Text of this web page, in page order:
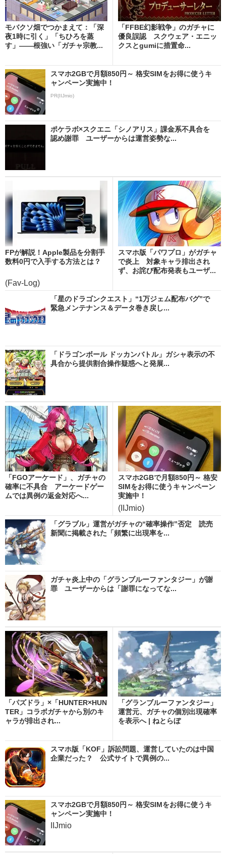
モバクソ畑でつかまえて：「深
夜1時に引く」「ちひろを蒸
す」――根強い「ガチャ宗教...
「FFBE幻影戦争」のガチャに
優良誤認 スクウェア・エニッ
クスとgumiに措置命...
スマホ2GBで月額850円～ 格安SIMをお得に使うキ
ャンペーン実施中！
PR(IIJmio)
ポケラボ×スクエニ「シノアリス」課金系不具合を
認め謝罪 ユーザーからは運営姿勢な...
FPが解説！Apple製品を分割手
数料0円で入手する方法とは？
(Fav-Log)
スマホ版「パワプロ」がガチャ
で炎上 対象キャラ排出され
ず、お詫び配布発表もユーザ...
「星のドラゴンクエスト」“1万ジェム配布バグ”で
緊急メンテナンス＆データ巻き戻し...
「ドラゴンボール ドッカンバトル」ガシャ表示の不
具合から提供割合操作疑惑へと発展...
「FGOアーケード」、ガチャの
確率に不具合 アーケードゲー
ムでは異例の返金対応へ...
スマホ2GBで月額850円～ 格安
SIMをお得に使うキャンペーン
実施中！
(IIJmio)
「グラブル」運営がガチャの“確率操作”否定 読売
新聞に掲載された「頻繁に出現率を...
ガチャ炎上中の「グランブルーファンタジー」が謝
罪 ユーザーからは「謝罪になってな...
「パズドラ」×「HUNTER×HUN
TER」コラボガチャから別のキ
ャラが排出され...
「グランブルーファンタジー」
運営元、ガチャの個別出現確率
を表示へ | ねとらぼ
スマホ版「KOF」訴訟問題、運営していたのは中国
企業だった？ 公式サイトで異例の...
スマホ2GBで月額850円～ 格安SIMをお得に使うキ
ャンペーン実施中！
IIJmio